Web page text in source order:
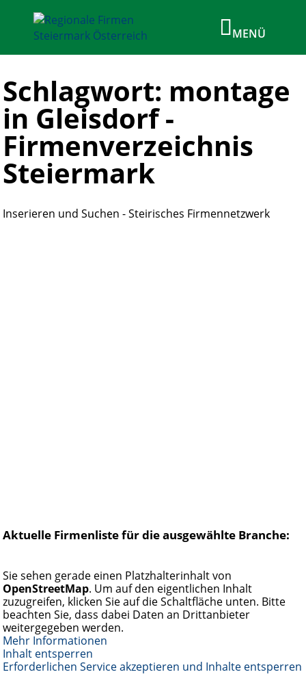
Schlagwort: montage
in Gleisdorf -
Firmenverzeichnis
Steiermark
Inserieren und Suchen - Steirisches Firmennetzwerk
Aktuelle Firmenliste für die ausgewählte Branche:
Sie sehen gerade einen Platzhalterinhalt von
OpenStreetMap. Um auf den eigentlichen Inhalt
zuzugreifen, klicken Sie auf die Schaltfläche unten. Bitte
beachten Sie, dass dabei Daten an Drittanbieter
weitergegeben werden.
Mehr Informationen
Inhalt entsperren
Erforderlichen Service akzeptieren und Inhalte entsperren